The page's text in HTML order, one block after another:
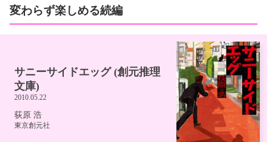
変わらず楽しめる続編